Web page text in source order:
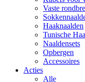
Vaste
Haaknaalden
Tunische
Naaldensets
Opbergen
Accessoires
Acties
Alle